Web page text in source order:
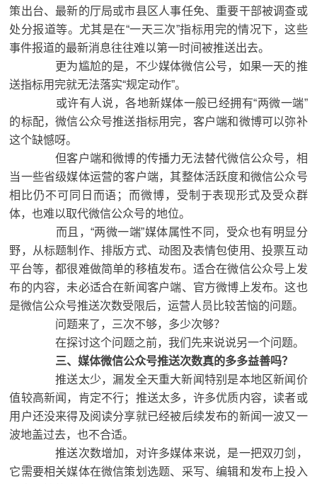
策出台、最新的厅局或市县区人事任免、重要干部被调查或
处分报道等。尤其是在“一天三次”指标用完的情况下，这些
事件报道的最新消息往往难以第一时间被推送出去。
更为尴尬的是，不少媒体微信公号，如果一天的推
送指标用完就无法落实“规定动作”。
或许有人说，各地新媒体一般已经拥有“两微一端”
的标配，微信公众号推送指标用完，客户端和微博可以弥补
这个缺憾呀。
但客户端和微博的传播力无法替代微信公众号，相
当一些省级媒体运营的客户端，其整体活跃度和微信公众号
相比仍不可同日而语；而微博，受制于表现形式及受众群
体，也难以取代微信公众号的地位。
而且，“两微一端”媒体属性不同，受众也有明显分
野，从标题制作、排版方式、动图及表情包使用、投票互动
平台等，都很难做简单的移植发布。适合在微信公众号上发
布的内容，未必适合在新闻客户端、官方微博上发布。这也
是微信公众号推送次数受限后，运营人员比较苦恼的问题。
问题来了，三次不够，多少次够？
在探讨这个问题之前，我们先来说说另一个问题。
三、媒体微信公众号推送次数真的多多益善吗？
推送太少，漏发全天重大新闻特别是本地区新闻价
值较高新闻，肯定不行；推送太多，许多优质内容，读者或
用户还没来得及阅读分享就已经被后续发布的新闻一波又一
波地盖过去，也不合适。
推送次数增加，对许多媒体来说，是一把双刃剑，
它需要相关媒体在微信策划选题、采写、编辑和发布上投入